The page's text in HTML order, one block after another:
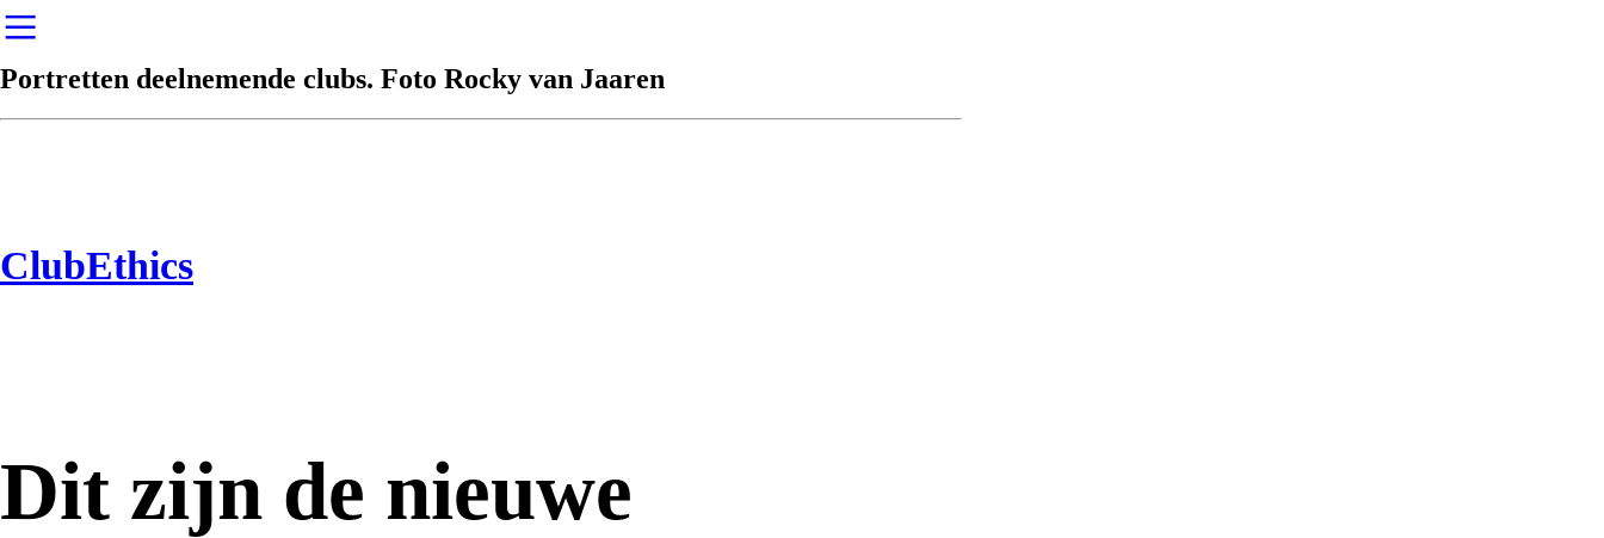
︎
Portretten deelnemende clubs. Foto Rocky van Jaaren
ClubEthics
Dit zijn de nieuwe